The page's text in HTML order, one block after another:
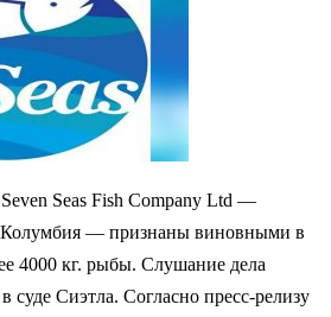
Seas Fish Company Ltd —
Колумбия — признаны виновными в
4000 кг. рыбы. Слушание дела
суде Сиэтла. Согласно пресс-релизу